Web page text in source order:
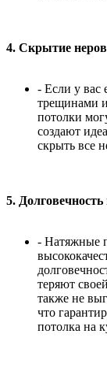
4. Скрытие
- Если у вас
трещинами
потолки
создают
скрыть все
5.
- Натяжные
теряют
также не
что
потолка на